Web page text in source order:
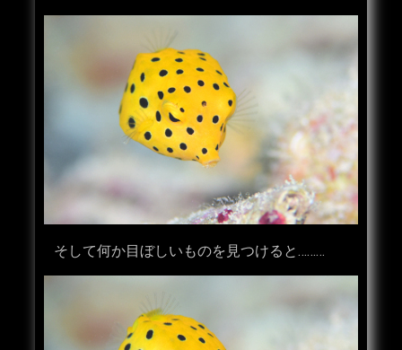
そして何か目ぼしいものを見つけると………